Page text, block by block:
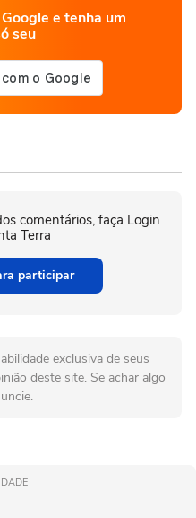
e tenha um
seu
comentários, faça Login
Terra
participar
exclusiva de seus
deste site. Se achar algo